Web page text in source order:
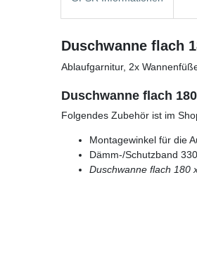
Duschwanne flach
Ablaufgarnitur, 2x
Duschwanne flach
Folgendes Zubehör ist im
Montagewinkel für die
Dämm-/Schutzband
Duschwanne flach 180